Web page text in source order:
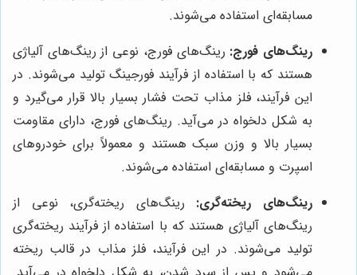
مسابقه‌ای استفاده می‌شوند.
رینگ‌های فورج: رینگ‌های فورج، نوعی از رینگ‌های آلیاژی
هستند که با استفاده از فرآیند فورجینگ تولید می‌شوند. در
این فرآیند، فلز مذاب تحت فشار بسیار بالا قرار می‌گیرد و
به شکل دلخواه در می‌آید. رینگ‌های فورج، دارای مقاومت
بسیار بالا و وزن سبک هستند و معمولاً برای خودروهای
اسپرت و مسابقه‌ای استفاده می‌شوند.
رینگ‌های ریخته‌گری: رینگ‌های ریخته‌گری، نوعی از
رینگ‌های آلیاژی هستند که با استفاده از فرآیند ریخته‌گری
تولید می‌شوند. در این فرآیند، فلز مذاب در قالب ریخته